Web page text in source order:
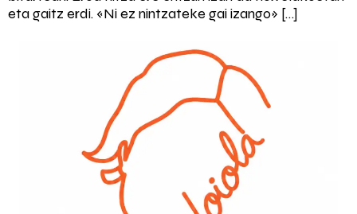
eta gaitz erdi. «Ni ez nintzateke gai izango» […]